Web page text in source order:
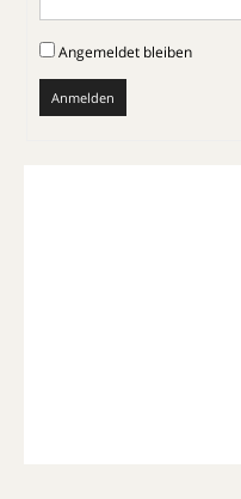
Angemeldet bleiben
Anmelden